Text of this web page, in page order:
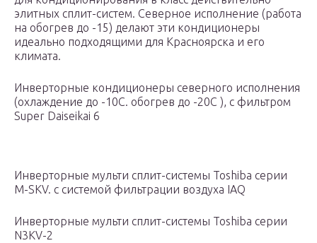
элитных сплит-систем. Северное исполнение (работа
на обогрев до -15) делают эти кондиционеры
идеально подходящими для Красноярска и его
климата.
Инверторные кондиционеры северного исполнения
(охлаждение до -10С. обогрев до -20С ), с фильтром
Super Daiseikai 6
Инверторные мульти сплит-системы Toshiba серии
M-SKV. с системой фильтрации воздуха IAQ
Инверторные мульти сплит-системы Toshiba серии
N3KV-2